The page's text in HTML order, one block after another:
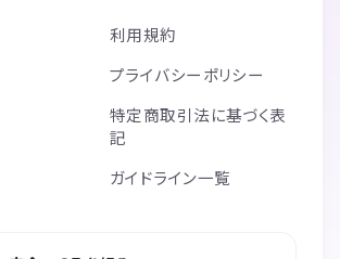
利用規約
プライバシーポリシー
特定商取引法に基づく表
記
ガイドライン一覧